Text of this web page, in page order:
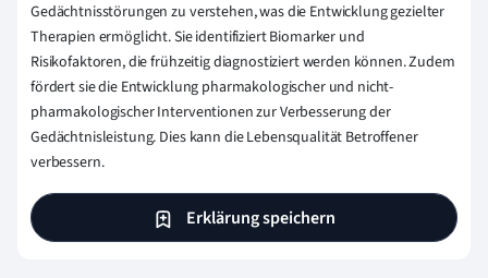
Gedächtnisstörungen zu verstehen, was die Entwicklung gezielter
Therapien ermöglicht. Sie identifiziert Biomarker und
Risikofaktoren, die frühzeitig diagnostiziert werden können. Zudem
fördert sie die Entwicklung pharmakologischer und nicht-
pharmakologischer Interventionen zur Verbesserung der
Gedächtnisleistung. Dies kann die Lebensqualität Betroffener
verbessern.
Erklärung speichern